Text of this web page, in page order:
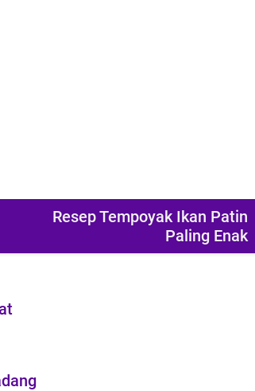
Resep Tempoyak Ikan Patin
Paling Enak